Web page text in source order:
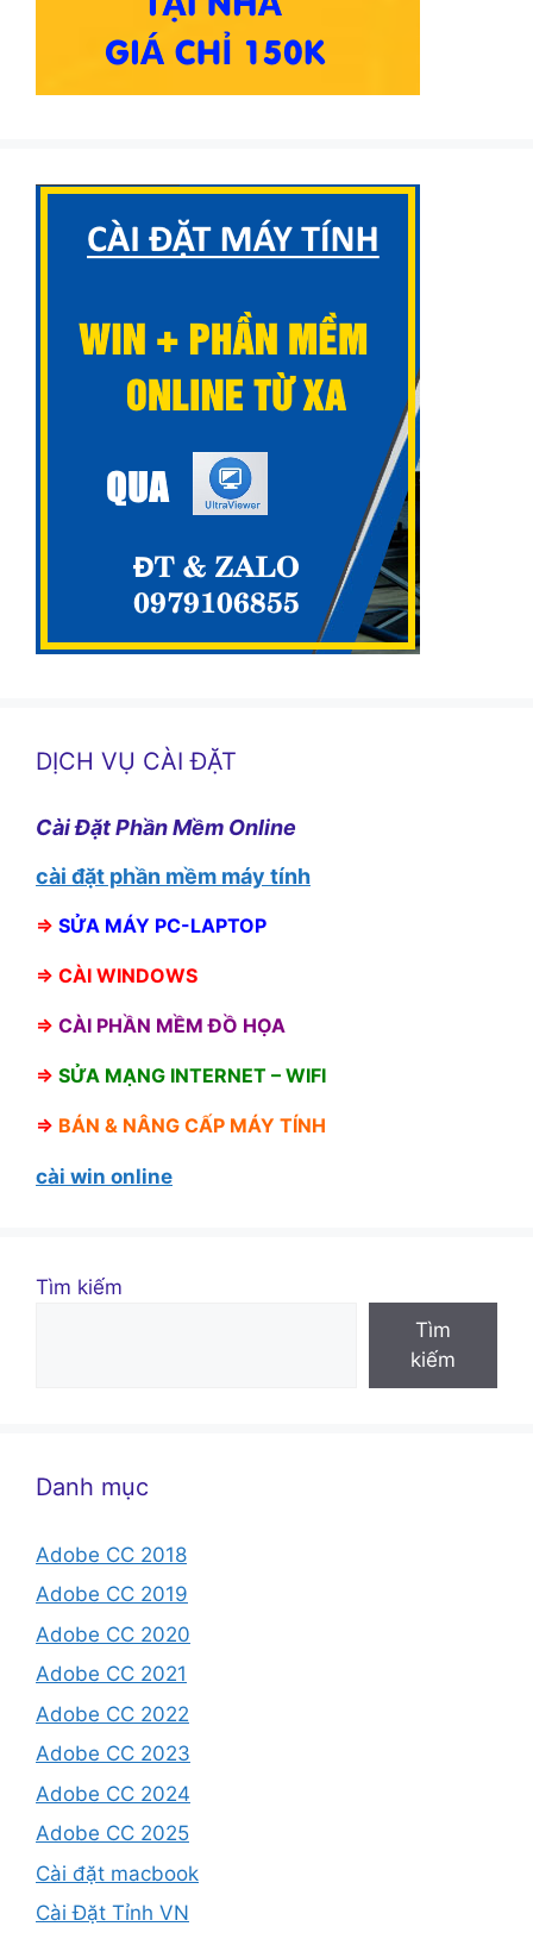
DỊCH VỤ CÀI ĐẶT
Cài Đặt Phần Mềm Online
cài đặt phần mềm máy tính
⇒ SỬA MÁY PC-LAPTOP
⇒ CÀI WINDOWS
⇒ CÀI PHẦN MỀM ĐỒ HỌA
⇒ SỬA MẠNG INTERNET – WIFI
⇒ BÁN & NÂNG CẤP MÁY TÍNH
cài win online
Tìm kiếm
Tìm
kiếm
Danh mục
Adobe CC 2018
Adobe CC 2019
Adobe CC 2020
Adobe CC 2021
Adobe CC 2022
Adobe CC 2023
Adobe CC 2024
Adobe CC 2025
Cài đặt macbook
Cài Đặt Tỉnh VN